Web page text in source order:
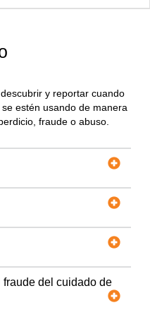
y reportar cuando
estén usando de manera
fraude o abuso.
del cuidado de